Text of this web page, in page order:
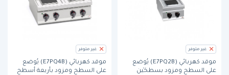
غير متوفر
موقد كهربائي (E7PQ2B) يُوضع
على السطح ومزود بسطحَيْن
غير متوفر
موقد كهربائي (E7PQ4B) يُوضع
على السطح ومزود بأربعة أسطح